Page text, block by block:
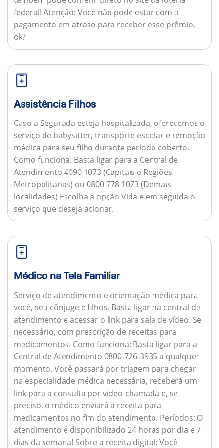
federal! Atenção: Você não pode estar com o
pagamento em atraso para receber esse prêmio,
ok?
Assistência Filhos
Caso a Segurada esteja hospitalizada, oferecemos o
serviço de babysitter, transporte escolar e remoção
médica para seu filho durante período coberto.
Como funciona: Basta ligar para a Central de
Atendimento 4090 1073 (Capitais e Regiões
Metropolitanas) ou 0800 778 1073 (Demais
localidades) Escolha a opção Vida e em seguida o
serviço que deseja acionar.
Médico na Tela Familiar
Serviço de atendimento e orientação médica para
você, seu cônjuge e filhos. Basta ligar na central de
atendimento e acessar o link para sala de vídeo. Se
necessário, com prescrição de receitas para
medicamentos. Como funciona: Basta ligar para a
Central de Atendimento 0800-726-3935 a qualquer
momento. Você passará por triagem para chegar
na especialidade médica necessária, receberá um
link para a consulta por video-chamada e, se
preciso, o médico enviará a receita para
medicamentos no fim do atendimento. Períodos: O
atendimento é disponibilizado 24 horas por dia e 7
dias da semana! Sobre a receita digital: Você